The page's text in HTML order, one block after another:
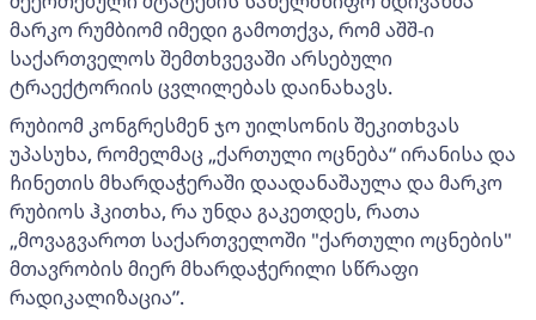
მარკო რუმბიომ იმედი გამოთქვა, რომ აშშ-ი
საქართველოს შემთხვევაში არსებული
ტრაექტორიის ცვლილებას დაინახავს.
რუბიომ კონგრესმენ ჯო უილსონის შეკითხვას
უპასუხა, რომელმაც „ქართული ოცნება“ ირანისა და
ჩინეთის მხარდაჭერაში დაადანაშაულა და მარკო
რუბიოს ჰკითხა, რა უნდა გაკეთდეს, რათა
„მოვაგვაროთ საქართველოში "ქართული ოცნების"
მთავრობის მიერ მხარდაჭერილი სწრაფი
რადიკალიზაცია”.